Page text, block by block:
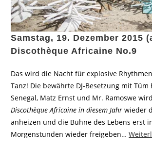
Samstag, 19. Dezember 2015
Discothèque Africaine No.9
Das wird die Nacht für explosive
Tanz! Die bewährte DJ-Besetzung mit Tüm
Senegal, Matz Ernst und Mr. Ramoswe
Discothèque Africaine in diesem Jahr wieder
anheizen und die Bühne des Lebens erst
Morgenstunden wieder freigeben…